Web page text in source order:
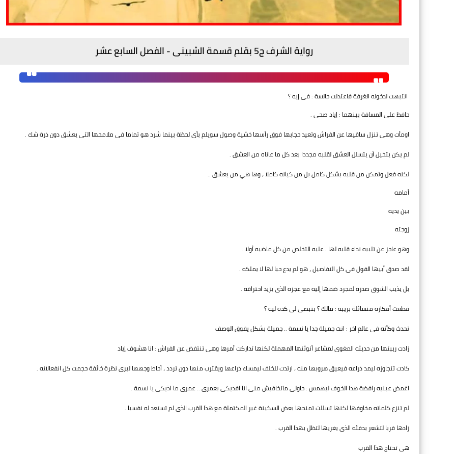
رواية الشرف ج5 بقلم قسمة الشبينى - الفصل السابع عشر
انتبهت لدخوله الغرفة فاعتدلت جالسة : فى إيه ؟
حافظ على المسافة بينهما : إياد صحى .
اومأت وهى تنزل ساقيها عن الفراش وتعيد حجابها فوق رأسها خشية وصول سويلم بأى لحظة بينما شرد هو تماما فى ملامحها التى يعشق دون ذرة شك .
لم يكن يتخيل أن يتسلل العشق لقلبه مجددا بعد كل ما عاناه من العشق .
لكنه فعل وتمكن من قلبه بشكل كامل بل من كيانه كاملا ، وها هي من يعشق ..
أمامه
بين يديه
زوجته
وهو عاجز عن تلبيه نداء قلبه لها . عليه التخلص من كل ماضيه أولا .
لقد صدق أبيها القول فى كل التفاصيل ، هو لم يدع حبا لها لا يملكه .
بل يذيب الشوق صدره لمجرد ضمها إليه مع عجزه الذى يزيد احتراقه .
قطعت أفكاره متسائلة بريبة : مالك ؟ بتبصى لى كده ليه ؟
تحدث وكأنه فى عالم اخر : انت جميلة جدا يا نسمة .. جميلة بشكل يفوق الوصف
زادت ريبتها من حديثه المغوى لمشاعر أنوثتها المهملة لكنها تداركت أمرها وهى تنتفض عن الفراش : انا هشوف إياد
كادت تتجاوزه ليمد ذراعه فيعيق هروبها منه ، ارتدت للخلف ليمسك ذراعها ويقترب منها دون تردد ، أحاط وجهها ليرى نظرة خائفة حجمت كل انفعالاته .
اغمض عينيه رافضة هذا الخوف ليهمس : حاولى ماتخافيش منى انا افديكى بعمرى .. عمرى ما اذيكى يا نسمة .
لم تنزع كلماته مخاوفها لكنها تسللت تمنحها بعض السكينة غير المكتملة مع هذا القرب الذى لم تستعد له نفسيا .
زادها قربا لتشعر بدفئه الذى يغريها لتظل بهذا القرب .
هى تحتاج هذا القرب